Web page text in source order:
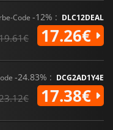
Code -12% : DLC12DEAL
17.26€
-24.83% : DCG2AD1Y4E
17.38€